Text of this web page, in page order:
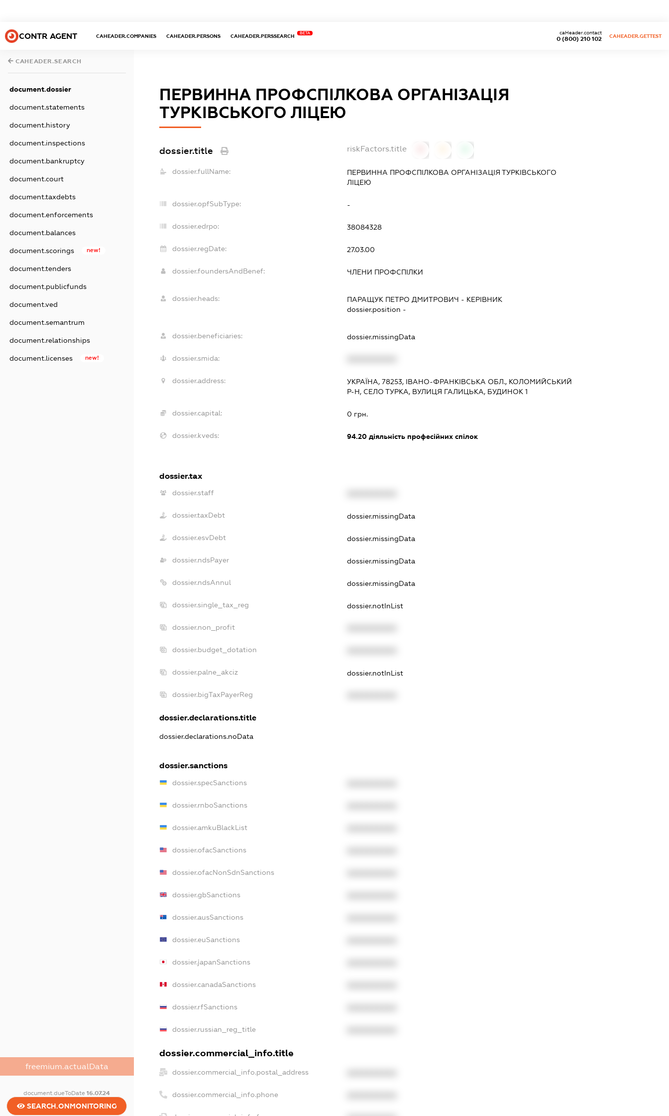
CONTR AGENT CAHEADER.COMPANIES CAHEADER.PERSONS CAHEADER.PERSSEARCH
BETA
0 (800) 210 102
caHeader.contact
CAHEADER.GETTEST
CAHEADER.SEARCH
document.dossier
document.statements
document.history
document.inspections
document.bankruptcy
document.court
document.taxdebts
document.enforcements
document.balances
document.scorings new!
document.tenders
document.publicfunds
document.ved
document.semantrum
document.relationships
document.licenses new!
freemium.actualData
document.dueToDate16.07.24
SEARCH.ONMONITORING
ПЕРВИННА ПРОФСПІЛКОВА ОРГАНІЗАЦІЯ
ТУРКІВСЬКОГО ЛІЦЕЮ
dossier.title riskFactors.title
dossier.fullName:
ПЕРВИННА ПРОФСПІЛКОВА ОРГАНІЗАЦІЯ ТУРКІВСЬКОГО
ЛІЦЕЮ
dossier.opfSubType: -
dossier.edrpo: 38084328
dossier.regDate: 27.03.00
dossier.foundersAndBenef: ЧЛЕНИ ПРОФСПІЛКИ
dossier.heads: ПАРАЩУК ПЕТРО ДМИТРОВИЧ - КЕРІВНИК
dossier.position -
dossier.beneficiaries: dossier.missingData
dossier.smida:
dossier.address:
УКРАЇНА, 78253, ІВАНО-ФРАНКІВСЬКА ОБЛ., КОЛОМИЙСЬКИЙ
Р-Н, СЕЛО ТУРКА, ВУЛИЦЯ ГАЛИЦЬКА, БУДИНОК 1
dossier.capital: 0 грн.
dossier.kveds: 94.20 діяльність професійних спілок
dossier.tax
dossier.staff
dossier.taxDebt dossier.missingData
dossier.esvDebt dossier.missingData
dossier.ndsPayer dossier.missingData
dossier.ndsAnnul dossier.missingData
dossier.single_tax_reg dossier.notInList
dossier.non_profit
dossier.budget_dotation
dossier.palne_akciz dossier.notInList
dossier.bigTaxPayerReg
dossier.declarations.title
dossier.declarations.noData
dossier.sanctions
dossier.specSanctions
dossier.rnboSanctions
dossier.amkuBlackList
dossier.ofacSanctions
dossier.ofacNonSdnSanctions
dossier.gbSanctions
dossier.ausSanctions
dossier.euSanctions
dossier.japanSanctions
dossier.canadaSanctions
dossier.rfSanctions
dossier.russian_reg_title
dossier.commercial_info.title
dossier.commercial_info.postal_address
dossier.commercial_info.phone